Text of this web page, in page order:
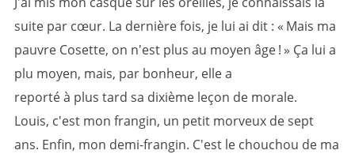
suite par cœur. La dernière fois, je lui ai dit : « Mais ma
pauvre Cosette, on n'est plus au moyen âge ! » Ça lui a
plu moyen, mais, par bonheur, elle a
reporté à plus tard sa dixième leçon de morale.
Louis, c'est mon frangin, un petit morveux de sept
ans. Enfin, mon demi-frangin. C'est le chouchou de ma